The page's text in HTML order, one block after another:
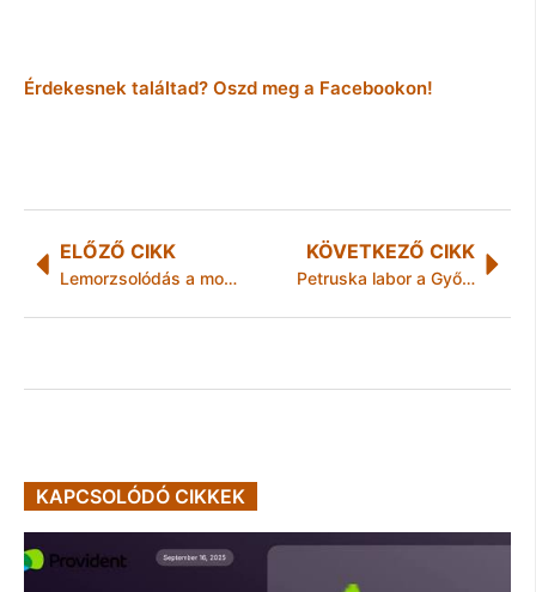
Érdekesnek találtad? Oszd meg a Facebookon!
ELŐZŐ CIKK
Lemorzsolódás a mobilpiacon
KÖVETKEZŐ CIKK
Petruska labor a Győri Táncművészeti Biennálén
KAPCSOLÓDÓ CIKKEK